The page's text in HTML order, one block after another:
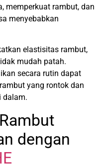
memperkuat rambut, dan
menyebabkan
elastisitas rambut,
mudah patah.
secara rutin dapat
yang rontok dan
dalam.
dengan